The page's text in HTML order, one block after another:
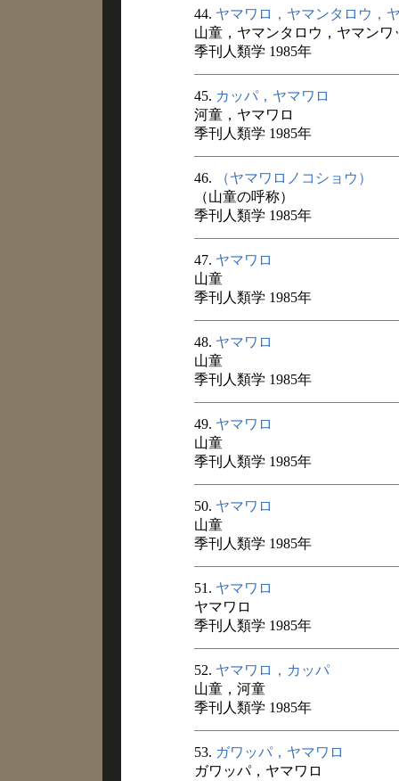
44. ヤマワロ，ヤマンタロウ，
山童，ヤマンタロウ，ヤマンワ
季刊人類学 1985年
45. カッパ，ヤマワロ
河童，ヤマワロ
季刊人類学 1985年
46.
（ヤマワロノコショウ）
（山童の呼称）
季刊人類学 1985年
47. ヤマワロ
山童
季刊人類学 1985年
48. ヤマワロ
山童
季刊人類学 1985年
49. ヤマワロ
山童
季刊人類学 1985年
50. ヤマワロ
山童
季刊人類学 1985年
51. ヤマワロ
ヤマワロ
季刊人類学 1985年
52. ヤマワロ，カッパ
山童，河童
季刊人類学 1985年
53. ガワッパ，ヤマワロ
ガワッパ，ヤマワロ